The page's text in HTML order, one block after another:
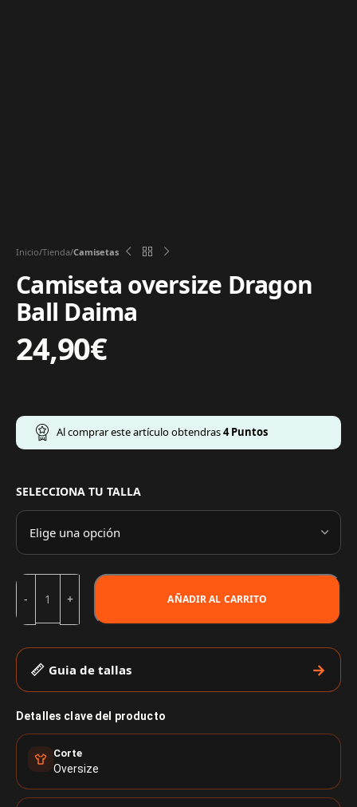
Inicio Tienda Camisetas
Camiseta oversize Dragon
Ball Daima
24,90€
Al comprar este artículo obtendras4Puntos
SELECCIONA TU TALLA
AÑADIR AL CARRITO
Guia de tallas
Detalles clave del producto
Corte
Oversize